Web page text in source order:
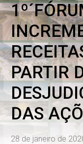
PARTIR
DAS
28 de janeiro de